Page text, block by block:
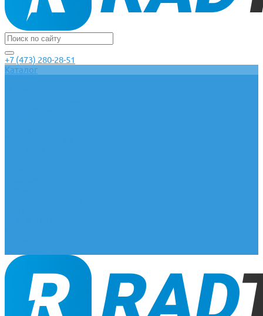
+7 (473) 280-28-51
Каталог